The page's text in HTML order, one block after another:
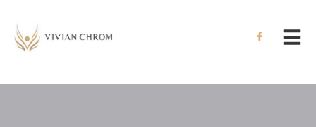
indholdet